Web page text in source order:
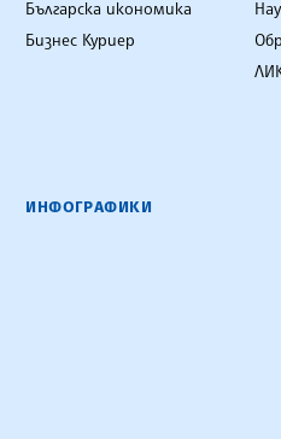
Българска икономика
Бизнес Куриер
ИНФОГРАФИКИ